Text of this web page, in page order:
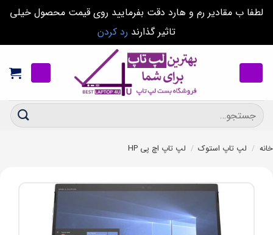
لطفا ب مقادیر رم و هارد دقت بفرمایید روی قیمت محصول خیلی
تاثیر گذارند رد کردن
content
جستجو
برای:
خانه / لپ تاپ استوک / لپ تاپ اچ پی HP